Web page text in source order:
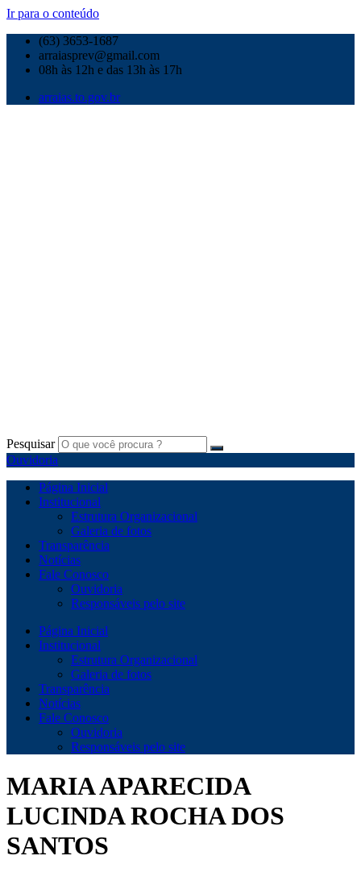
Ir para o conteúdo
(63) 3653-1687
arraiasprev@gmail.com
08h às 12h e das 13h às 17h
arraias.to.gov.br
Pesquisar
Ouvidoria
Página Inicial
Institucional
Estrutura Organizacional
Galeria de fotos
Transparência
Notícias
Fale Conosco
Ouvidoria
Responsáveis pelo site
Página Inicial
Institucional
Estrutura Organizacional
Galeria de fotos
Transparência
Notícias
Fale Conosco
Ouvidoria
Responsáveis pelo site
MARIA APARECIDA
LUCINDA ROCHA DOS
SANTOS